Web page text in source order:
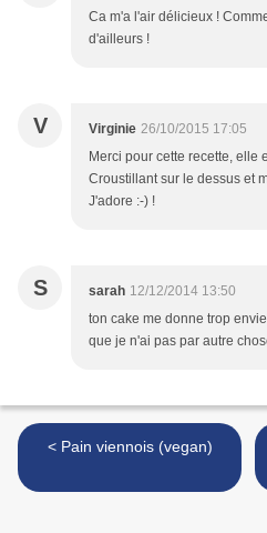
Ca m'a l'air délicieux !
d'ailleurs !
V Virginie 26/10/2015 17:05
Merci pour cette recette, elle
Croustillant sur le dessus et
J'adore :-) !
S sarah 12/12/2014 13:50
ton cake me donne trop
que je n'ai pas par autre
< Pain viennois (vegan)